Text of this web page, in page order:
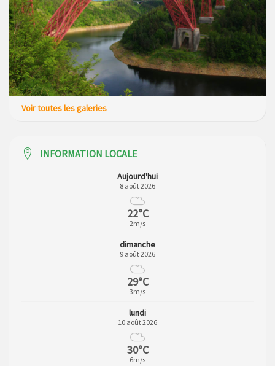
Voir toutes les galeries
INFORMATION LOCALE
Aujourd'hui
8 août 2026
22°C
2m/s
dimanche
9 août 2026
29°C
3m/s
lundi
10 août 2026
30°C
6m/s